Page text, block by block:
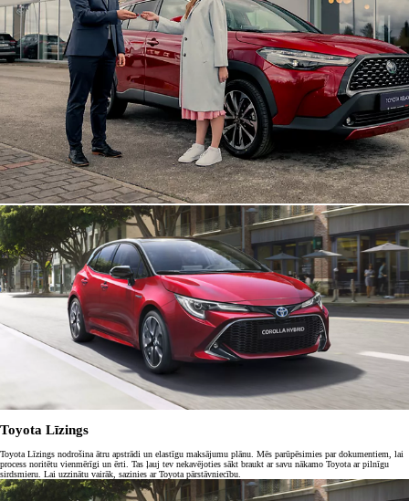
Toyota Līzings
Toyota Līzings nodrošina ātru apstrādi un elastīgu maksājumu plānu. Mēs parūpēsimies par dokumentiem, lai
process noritētu vienmērīgi un ērti. Tas ļauj tev nekavējoties sākt braukt ar savu nākamo Toyota ar pilnīgu
sirdsmieru. Lai uzzinātu vairāk, sazinies ar Toyota pārstāvniecību.